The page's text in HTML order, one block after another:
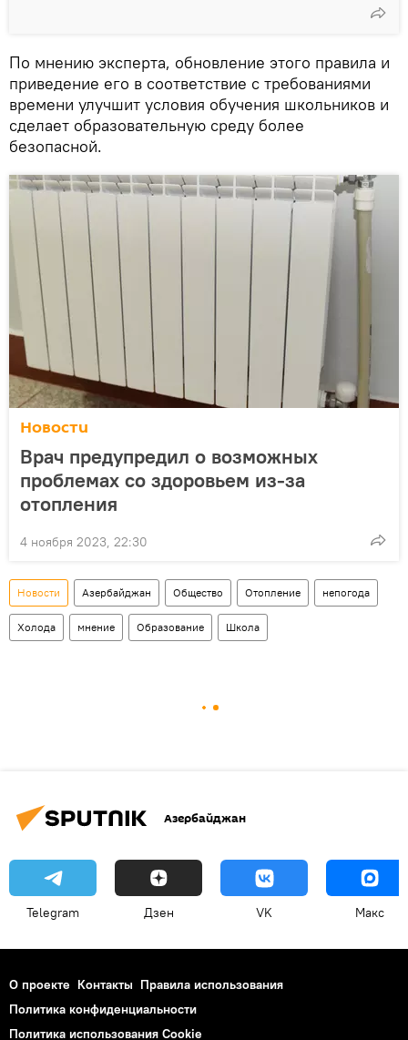
По мнению эксперта, обновление этого правила и
приведение его в соответствие с требованиями
времени улучшит условия обучения школьников и
сделает образовательную среду более
безопасной.
Новости
Врач предупредил о возможных
проблемах со здоровьем из-за
отопления
4 ноября 2023, 22:30
Новости Азербайджан Общество Отопление непогода
Холода мнение Образование Школа
Азербайджан
Telegram Дзен VK Макс
О проекте Контакты Правила использования
Политика конфиденциальности
Политика использования Cookie